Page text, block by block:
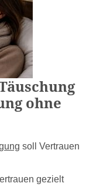
ohne
soll Vertrauen
gezielt